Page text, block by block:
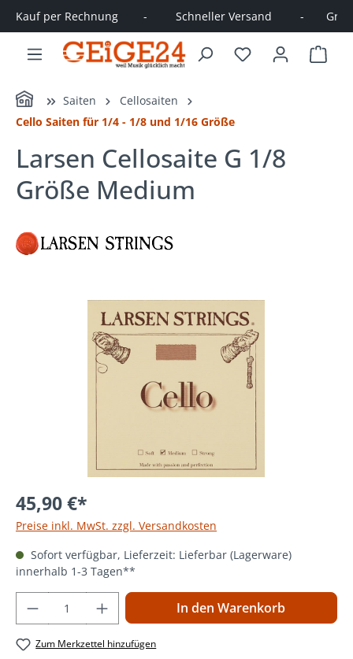
springen
Kauf per Rechnung        -         Schneller Versand         -
Home Saiten
Cellosaiten
Cello Saiten für 1/4 - 1/8 und 1/16 Größe
Larsen Cellosaite G 1/8
Größe Medium
45,90 €*
Preise inkl. MwSt. zzgl. Versandkosten
Sofort verfügbar, Lieferzeit: Lieferbar (Lagerware)
innerhalb 1-3 Tagen**
Produkt Anzahl: Gib den gewünschten
In den Warenkorb
Zum Merkzettel hinzufügen